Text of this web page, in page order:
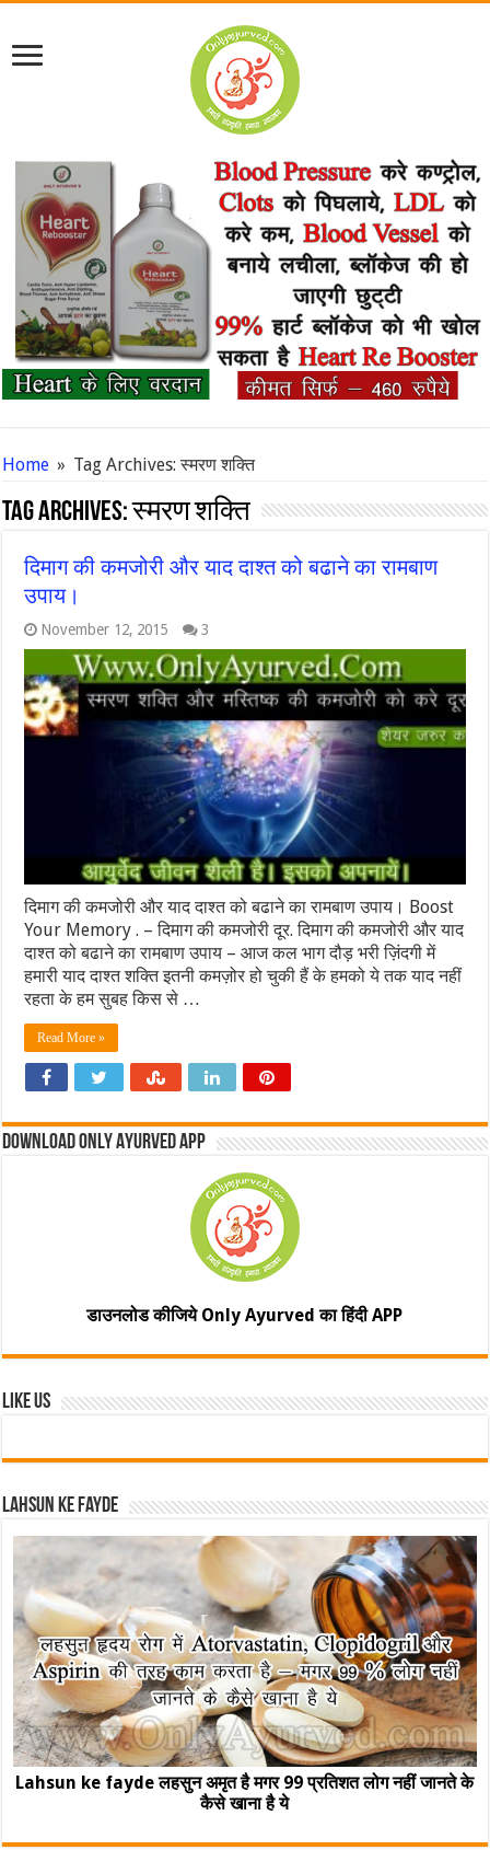
Home » Tag Archives: स्मरण शक्ति
Tag Archives:स्मरण शक्ति
दिमाग की कमजोरी और याद दाश्त को बढाने का रामबाण
उपाय।
November 12, 2015 3
दिमाग की कमजोरी और याद दाश्त को बढाने का रामबाण उपाय। Boost
Your Memory . – दिमाग की कमजोरी दूर. दिमाग की कमजोरी और याद
दाश्त को बढाने का रामबाण उपाय – आज कल भाग दौड़ भरी ज़िंदगी में
हमारी याद दाश्त शक्ति इतनी कमज़ोर हो चुकी हैं के हमको ये तक याद नहीं
रहता के हम सुबह किस से …
Read More »
Download Only Ayurved App
डाउनलोड कीजिये Only Ayurved का हिंदी APP
Like Us
Lahsun ke fayde
Lahsun ke fayde लहसुन अमृत है मगर 99 प्रतिशत लोग नहीं जानते के
कैसे खाना है ये